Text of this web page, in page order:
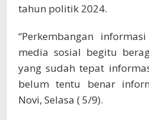
tahun politik 2024.
“Perkembangan
media sosial begitu
yang sudah tepat
belum tentu benar
Novi, Selasa ( 5/9).